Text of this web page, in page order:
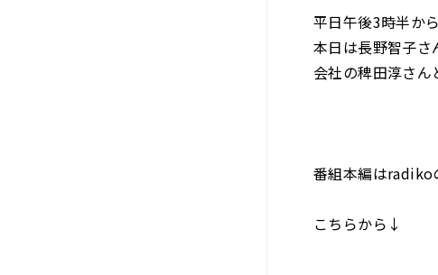
平日午後3時半か
本日は長野智子さ
会社の稗田淳さん
番組本編はradiko
こちらから↓